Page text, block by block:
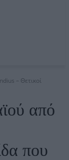
– Θετικοί
από
που